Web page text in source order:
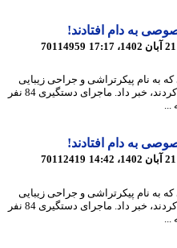
به دام افتادند!
70114959
نام پیکرتراشی و جراحی زیبایی
تصاویر خصوصی شهروندان را منتشر می کردند، خبر داد. ماجرای دستگیری 84 نفر
به دام افتادند!
70112419
نام پیکرتراشی و جراحی زیبایی
تصاویر خصوصی شهروندان را منتشر می کردند، خبر داد. ماجرای دستگیری 84 نفر